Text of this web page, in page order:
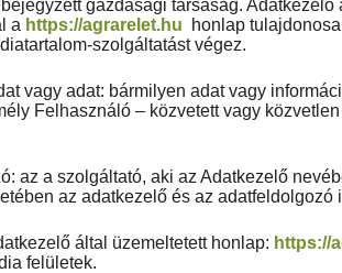
gazdasági társaság. Adatkezelő
a https://agrarelet.hu honlap
szolgáltatást végez.
vagy adat: bármilyen adat vagy
Felhasználó – közvetett vagy
az a szolgáltató, aki az Adatkezelő
az adatkezelő és az adatfeldolgozó
által üzemeltetett honlap: https://
felületek.